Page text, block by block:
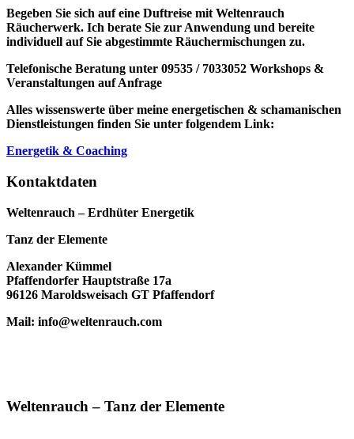
Begeben Sie sich auf eine Duftreise mit Weltenrauch
Räucherwerk. Ich berate Sie zur Anwendung und bereite
individuell auf Sie abgestimmte Räuchermischungen zu.
Telefonische Beratung unter 09535 / 7033052 Workshops &
Veranstaltungen auf Anfrage
Alles wissenswerte über meine energetischen & schamanischen
Dienstleistungen finden Sie unter folgendem Link:
Energetik & Coaching
Kontaktdaten
Weltenrauch – Erdhüter Energetik
Tanz der Elemente
Alexander Kümmel
Pfaffendorfer Hauptstraße 17a
96126 Maroldsweisach GT Pfaffendorf
Mail: info@weltenrauch.com
Weltenrauch – Tanz der Elemente